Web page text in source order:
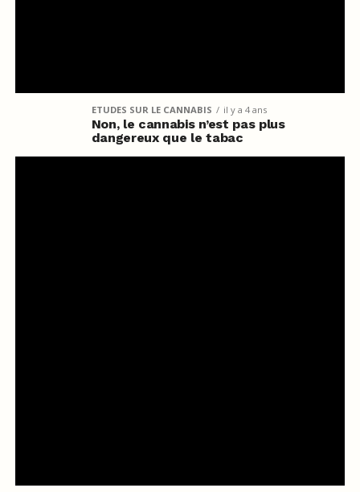
ETUDES SUR LE CANNABIS il y a 4 ans
Non, le cannabis n’est pas plus
dangereux que le tabac